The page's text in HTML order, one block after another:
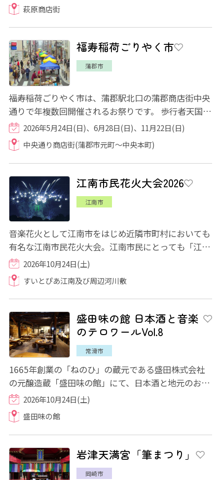
萩原商店街
福寿稲荷ごりやく市
蒲郡市
福寿稲荷ごりやく市は、蒲郡駅北口の蒲郡商店街中央
通りで年複数回開催されるお祭りです。 歩行者天国と
なる中央通りには、食べ物・飲み物の他に...
2026年5月24日(日)、6月28日(日)、11月22日(日)
中央通り商店街(蒲郡市元町～中央本町)
江南市民花火大会2026
江南市
音楽花火として江南市をはじめ近隣市町村においても
有名な江南市民花火大会。江南市民にとっても「江南
の秋の風物詩」として定着しています。市民...
2026年10月24日(土)
すいとぴあ江南及び周辺河川敷
盛田味の館 日本酒と音楽
のテロワールVol.8
常滑市
1665年創業の「ねのひ」の蔵元である盛田株式会社
の元醸造蔵「盛田味の館」にて、日本酒と地元のお弁
当が付いたイヴニングコンサートが開催されま...
2026年10月24日(土)
盛田味の館
岩津天満宮「筆まつり」
岡崎市